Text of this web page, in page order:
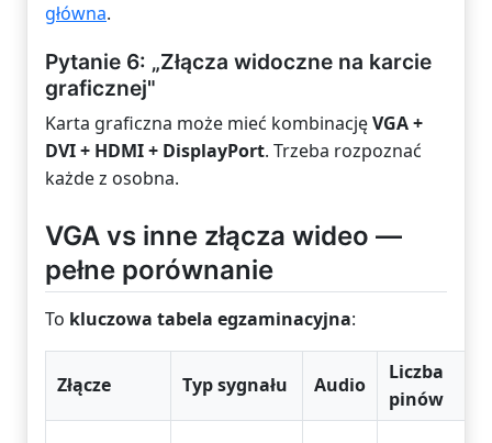
główna.
Pytanie 6: „Złącza widoczne na karcie
graficznej"
Karta graficzna może mieć kombinacjęVGA +
DVI + HDMI + DisplayPort. Trzeba rozpoznać
każde z osobna.
VGA vs inne złącza wideo —
pełne porównanie
To kluczowa tabela egzaminacyjna:
Złącze Typ sygnału Audio
Liczba
pinów